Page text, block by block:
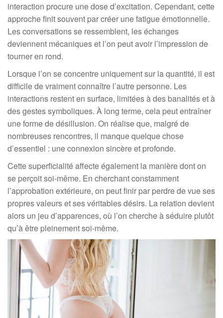
interaction procure une dose d’excitation. Cependant, cette
approche finit souvent par créer une fatigue émotionnelle.
Les conversations se ressemblent, les échanges
deviennent mécaniques et l’on peut avoir l’impression de
tourner en rond.
Lorsque l’on se concentre uniquement sur la quantité, il est
difficile de vraiment connaître l’autre personne. Les
interactions restent en surface, limitées à des banalités et à
des gestes symboliques. À long terme, cela peut entraîner
une forme de désillusion. On réalise que, malgré de
nombreuses rencontres, il manque quelque chose
d’essentiel : une connexion sincère et profonde.
Cette superficialité affecte également la manière dont on
se perçoit soi-même. En cherchant constamment
l’approbation extérieure, on peut finir par perdre de vue ses
propres valeurs et ses véritables désirs. La relation devient
alors un jeu d’apparences, où l’on cherche à séduire plutôt
qu’à être pleinement soi-même.